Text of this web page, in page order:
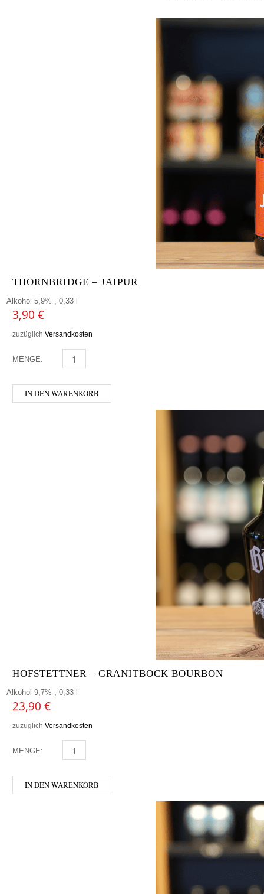
THORNBRIDGE – JAIPUR
Alkohol 5,9% , 0,33 l
3,90 €
zuzüglich Versandkosten
MENGE: THORNBRIDGE - JAIPUR MENGE
IN DEN WARENKORB
HOFSTETTNER – GRANITBOCK BOURBON
Alkohol 9,7% , 0,33 l
23,90 €
zuzüglich Versandkosten
MENGE: HOFSTETTNER - GRANITBOCK BOURBON MENGE
IN DEN WARENKORB